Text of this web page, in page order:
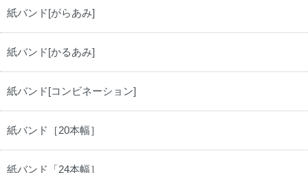
紙バンド[がらあみ]
紙バンド[かるあみ]
紙バンド[コンビネーション]
紙バンド［20本幅］
紙バンド「24本幅］